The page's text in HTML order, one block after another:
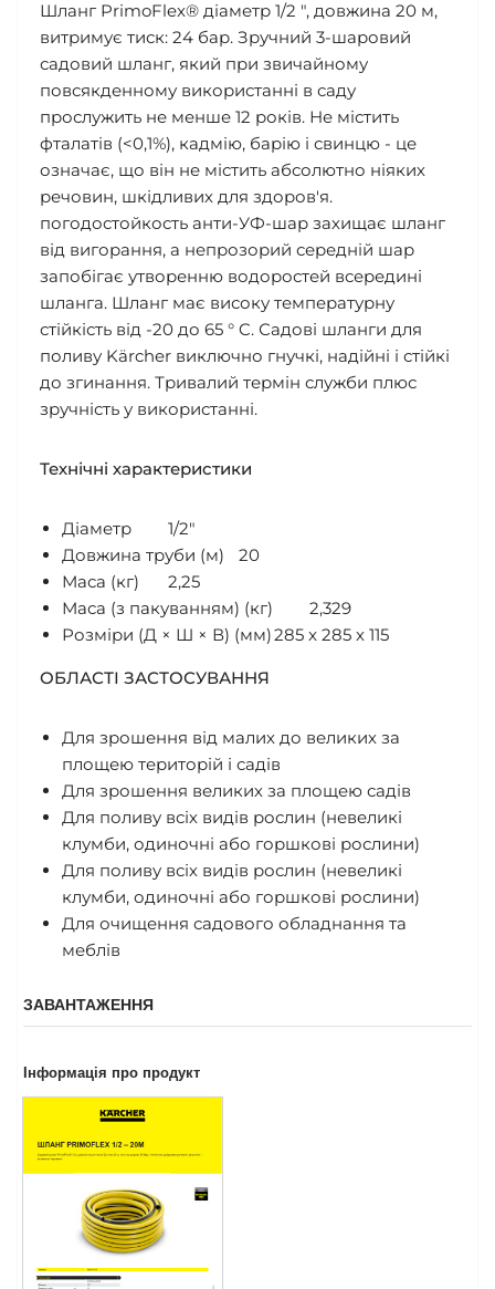
Шланг PrimoFlex® діаметр 1/2 ", довжина 20 м,
витримує тиск: 24 бар. Зручний 3-шаровий
садовий шланг, який при звичайному
повсякденному використанні в саду
прослужить не менше 12 років. Не містить
фталатів (<0,1%), кадмію, барію і свинцю - це
означає, що він не містить абсолютно ніяких
речовин, шкідливих для здоров'я.
погодостойкость анти-УФ-шар захищає шланг
від вигорання, а непрозорий середній шар
запобігає утворенню водоростей всередині
шланга. Шланг має високу температурну
стійкість від -20 до 65 ° C. Садові шланги для
поливу Kärcher виключно гнучкі, надійні і стійкі
до згинання. Тривалий термін служби плюс
зручність у використанні.
Технічні характеристики
Діаметр
1/2″
Довжина труби (м)
20
Маса (кг)
2,25
Маса (з пакуванням) (кг)
2,329
Розміри (Д × Ш × В) (мм)285 x 285 x 115
ОБЛАСТІ ЗАСТОСУВАННЯ
Для зрошення від малих до великих за
площею територій і садів
Для зрошення великих за площею садів
Для поливу всіх видів рослин (невеликі
клумби, одиночні або горшкові рослини)
Для поливу всіх видів рослин (невеликі
клумби, одиночні або горшкові рослини)
Для очищення садового обладнання та
меблів
ЗАВАНТАЖЕННЯ
Інформація про продукт